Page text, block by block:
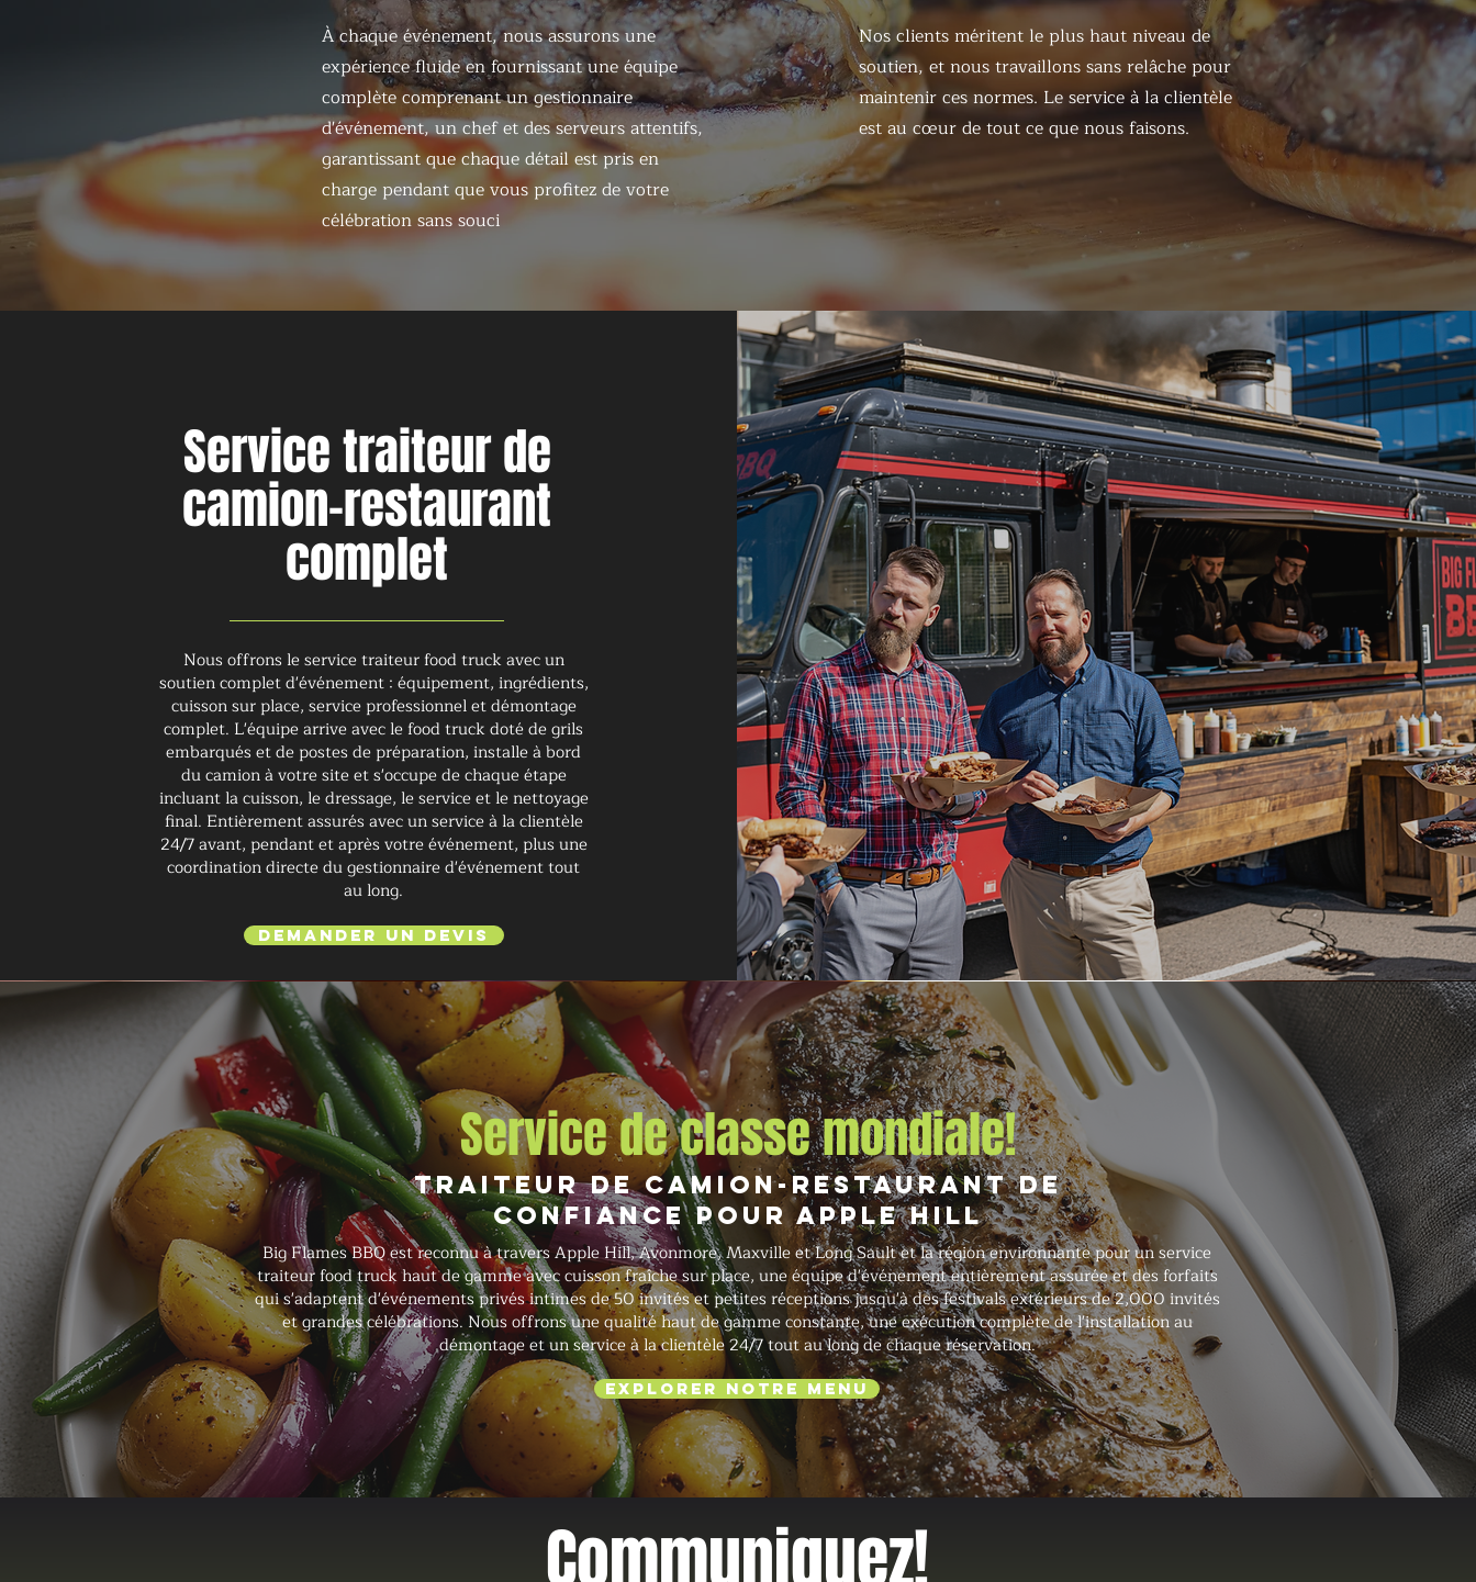
À chaque événement, nous assurons une
expérience fluide en fournissant une équipe
complète comprenant un gestionnaire
d'événement, un chef et des serveurs attentifs,
garantissant que chaque détail est pris en
charge pendant que vous profitez de votre
célébration sans souci
Nos clients méritent le plus haut niveau de
soutien, et nous travaillons sans relâche pour
maintenir ces normes. Le service à la clientèle
est au cœur de tout ce que nous faisons.
Service traiteur de
camion-restaurant
complet
Nous offrons le service traiteur food truck avec un
soutien complet d'événement : équipement, ingrédients,
cuisson sur place, service professionnel et démontage
complet. L'équipe arrive avec le food truck doté de grils
embarqués et de postes de préparation, installe à bord
du camion à votre site et s'occupe de chaque étape
incluant la cuisson, le dressage, le service et le nettoyage
final. Entièrement assurés avec un service à la clientèle
24/7 avant, pendant et après votre événement, plus une
coordination directe du gestionnaire d'événement tout
au long.
Demander un devis
Service de classe mondiale!
Traiteur de camion-restaurant de
confiance pour Apple Hill
Big Flames BBQ est reconnu à travers Apple Hill, Avonmore, Maxville et Long Sault et la région environnante pour un service
traiteur food truck haut de gamme avec cuisson fraîche sur place, une équipe d'événement entièrement assurée et des forfaits
qui s'adaptent d'événements privés intimes de 50 invités et petites réceptions jusqu'à des festivals extérieurs de 2,000 invités
et grandes célébrations. Nous offrons une qualité haut de gamme constante, une exécution complète de l'installation au
démontage et un service à la clientèle 24/7 tout au long de chaque réservation.
Explorer notre menu
Communiquez!